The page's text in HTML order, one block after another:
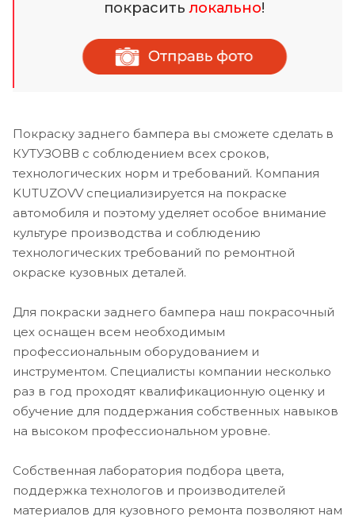
покраситьлокально!
Покраску заднего бампера вы сможете сделать в
КУТУЗОВВ с соблюдением всех сроков,
технологических норм и требований. Компания
KUTUZOVV специализируется на покраске
автомобиля и поэтому уделяет особое внимание
культуре производства и соблюдению
технологических требований по ремонтной
окраске кузовных деталей.
Для покраски заднего бампера наш покрасочный
цех оснащен всем необходимым
профессиональным оборудованием и
инструментом. Специалисты компании несколько
раз в год проходят квалификационную оценку и
обучение для поддержания собственных навыков
на высоком профессиональном уровне.
Собственная лаборатория подбора цвета,
поддержка технологов и производителей
материалов для кузовного ремонта позволяют нам